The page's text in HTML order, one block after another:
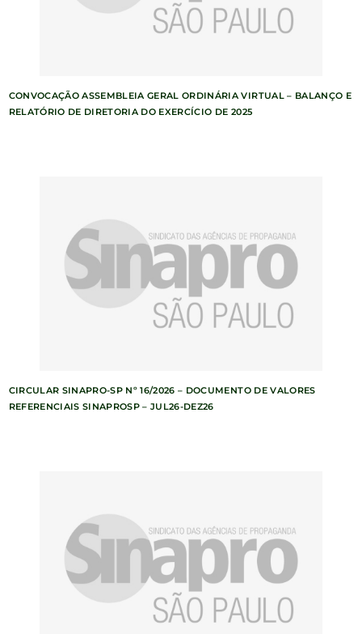
CONVOCAÇÃO ASSEMBLEIA GERAL ORDINÁRIA VIRTUAL – BALANÇO E
RELATÓRIO DE DIRETORIA DO EXERCÍCIO DE 2025
CIRCULAR SINAPRO-SP Nº 16/2026 – DOCUMENTO DE VALORES
REFERENCIAIS SINAPROSP – JUL26-DEZ26